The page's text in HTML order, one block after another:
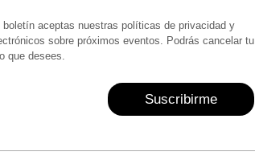
aceptas nuestras políticas de privacidad y
sobre próximos eventos. Podrás cancelar tu
que desees.
Suscribirme